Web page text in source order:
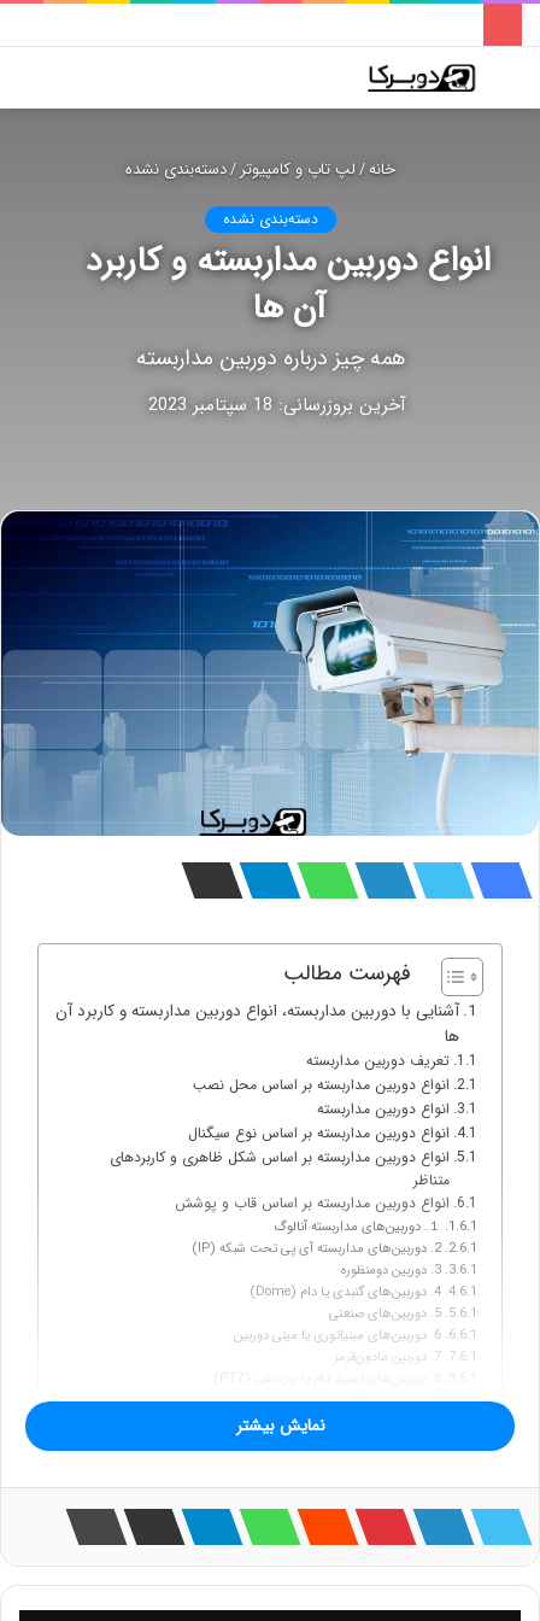
پوسته
فهرست
خانه/لپ تاپ و کامپیوتر/دسته‌بندی نشده
دسته‌بندی نشده
انواع دوربین مداربسته و کاربرد
آن ها
همه چیز درباره دوربین مداربسته
آخرین بروزرسانی: 18 سپتامبر 2023
فهرست مطالب
آشنایی با دوربین مداربسته، انواع دوربین مداربسته و کاربرد آن
ها
تعریف دوربین مداربسته
انواع دوربین مداربسته بر اساس محل نصب
انواع دوربین مداربسته
انواع دوربین مداربسته بر اساس نوع سیگنال
انواع دوربین مداربسته بر اساس شکل ظاهری و کاربردهای
متناظر
انواع دوربین مداربسته بر اساس قاب و پوشش
１. دوربین‌های مداربسته آنالوگ
2. دوربین‌های مداربسته آی پی تحت شبکه (IP)
3. دوربین دومنظوره
4. دوربین‌های گنبدی یا دام (Dome)
5. دوربین‌های صنعتی
6. دوربین‌های مینیاتوری یا مینی دوربین
7. دوربین مادون‌قرمز
9. دوربین ضد آب
قابلیت تشخیص چهره
ردیابی اشیا
قابلیت تشخیص صدا
نمایش بیشتر